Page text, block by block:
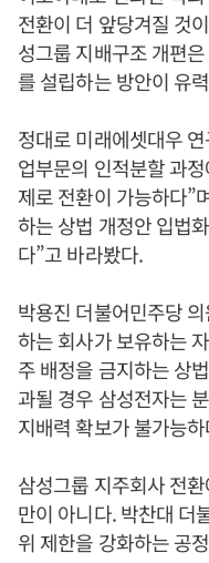
전환이 더 앞당겨질 것
성그룹 지배구조 개편
를 설립하는 방안이 유
정대로 미래에셋대우
업부문의 인적분할 과
제로 전환이 가능하다”
하는 상법 개정안 입법
다”고 바라봤다.
박용진 더불어민주당
하는 회사가 보유하는
주 배정을 금지하는 상
과될 경우 삼성전자는
지배력 확보가 불가능
삼성그룹 지주회사 전
만이 아니다. 박찬대 더
위 제한을 강화하는 공